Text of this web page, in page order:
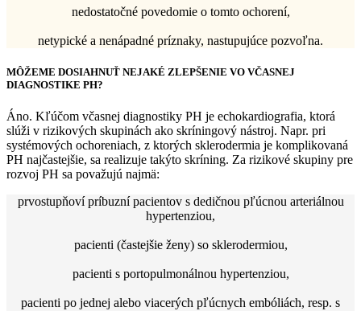
nedostatočné povedomie o tomto ochorení,
netypické a nenápadné príznaky, nastupujúce pozvoľna.
MÔŽEME DOSIAHNUŤ NEJAKÉ ZLEPŠENIE VO VČASNEJ
DIAGNOSTIKE PH?
Áno. Kľúčom včasnej diagnostiky PH je echokardiografia, ktorá
slúži v rizikových skupinách ako skríningový nástroj. Napr. pri
systémových ochoreniach, z ktorých sklerodermia je komplikovaná
PH najčastejšie, sa realizuje takýto skríning. Za rizikové skupiny pre
rozvoj PH sa považujú najmä:
prvostupňoví príbuzní pacientov s dedičnou pľúcnou arteriálnou
hypertenziou,
pacienti (častejšie ženy) so sklerodermiou,
pacienti s portopulmonálnou hypertenziou,
pacienti po jednej alebo viacerých pľúcnych embóliách, resp. s